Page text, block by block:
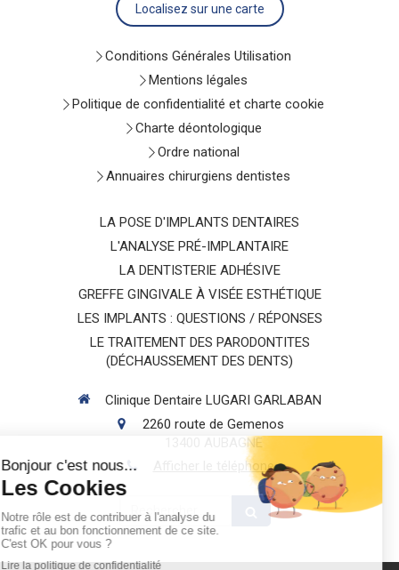
Localisez sur une carte
Conditions Générales Utilisation
Mentions légales
Politique de confidentialité et charte cookie
Charte déontologique
Ordre national
Annuaires chirurgiens dentistes
LA POSE D'IMPLANTS DENTAIRES
L'ANALYSE PRÉ-IMPLANTAIRE
LA DENTISTERIE ADHÉSIVE
GREFFE GINGIVALE À VISÉE ESTHÉTIQUE
LES IMPLANTS : QUESTIONS / RÉPONSES
LE TRAITEMENT DES PARODONTITES
(DÉCHAUSSEMENT DES DENTS)
Clinique Dentaire LUGARI GARLABAN
2260 route de Gemenos
AUBAGNE
Afficher le téléphone